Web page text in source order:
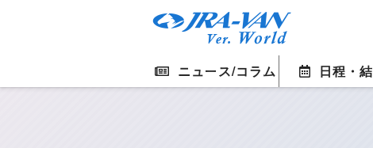
ニュース/コラム 日程・